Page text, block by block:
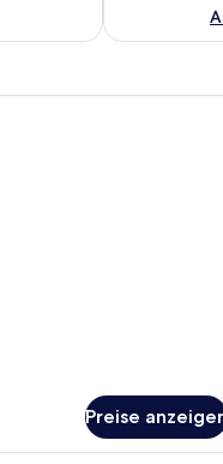
Ein Hotelzimmer mit Bett,
Preise